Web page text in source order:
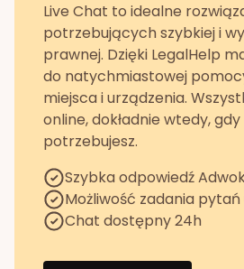
Live Chat to idealne
potrzebujących szybkiej i
prawnej. Dzięki LegalHelp
do natychmiastowej
miejsca i urządzenia.
online, dokładnie wtedy,
potrzebujesz.
Szybka odpowiedź
Możliwość zadania
Chat dostępny 24h